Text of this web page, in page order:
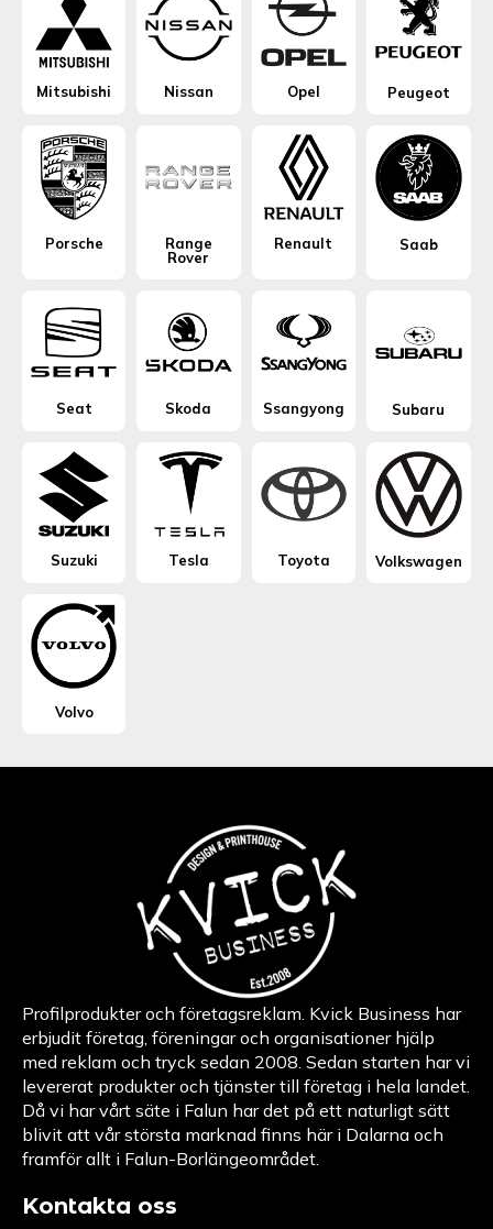
Mitsubishi Nissan Opel Peugeot
Porsche
Range
Rover
Renault Saab
Seat Skoda Ssangyong Subaru
Suzuki Tesla Toyota Volkswagen
Volvo
Profilprodukter och företagsreklam. Kvick Business har
erbjudit företag, föreningar och organisationer hjälp
med reklam och tryck sedan 2008. Sedan starten har vi
levererat produkter och tjänster till företag i hela landet.
Då vi har vårt säte i Falun har det på ett naturligt sätt
blivit att vår största marknad finns här i Dalarna och
framför allt i Falun-Borlängeområdet.
Kontakta oss